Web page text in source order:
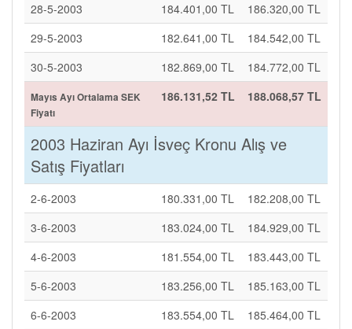
28-5-2003
184.401,00 TL
186.320,00 TL
29-5-2003
182.641,00 TL
184.542,00 TL
30-5-2003
182.869,00 TL 184.772,00 TL
Mayıs Ayı Ortalama SEK
Fiyatı
186.131,52 TL 188.068,57 TL
2003 Haziran Ayı İsveç Kronu Alış ve
Satış Fiyatları
2-6-2003 180.331,00 TL
182.208,00 TL
3-6-2003
183.024,00 TL
184.929,00 TL
4-6-2003
181.554,00 TL
183.443,00 TL
5-6-2003
183.256,00 TL
185.163,00 TL
6-6-2003
183.554,00 TL
185.464,00 TL